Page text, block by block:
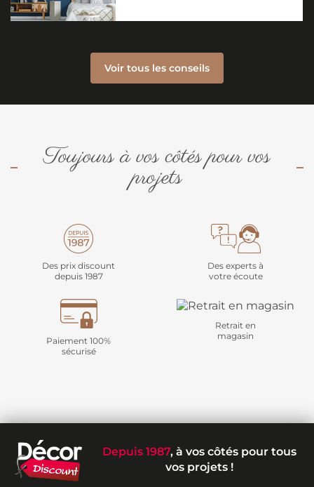
Voir tous les conseils
Toujours à vos côtés pour vos
projets
Des prix discount
depuis 1987
Des experts à
votre écoute
Paiement 100%
sécurisé
Retrait en
magasin
Depuis 1987, à vos côtés pour tous
vos projets !